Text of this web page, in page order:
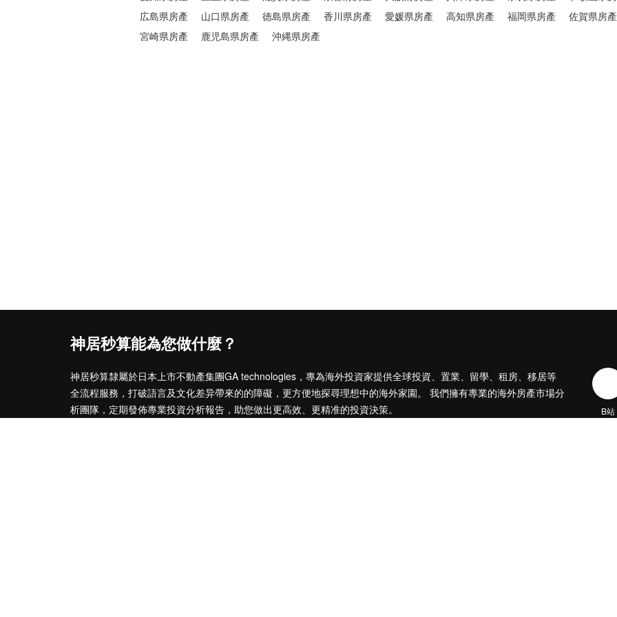
広島県房產
山口県房產 徳島県房產 香川県房產 愛媛県房產 高知県房產 福岡県房產 佐賀県房產
宮崎県房產
鹿児島県房產 沖縄県房產
神居秒算能為您做什麼？
神居秒算隸屬於日本上市不動產集團GA technologies，專為海外投資家提供全球投資、置業、留學、租房、移居等
全流程服務，打破語言及文化差异帶來的的障礙，更方便地探尋理想中的海外家園。
我們擁有專業的海外房產市場分
析團隊，定期發佈專業投資分析報告，助您做出更高效、更精准的投資決策。
B站